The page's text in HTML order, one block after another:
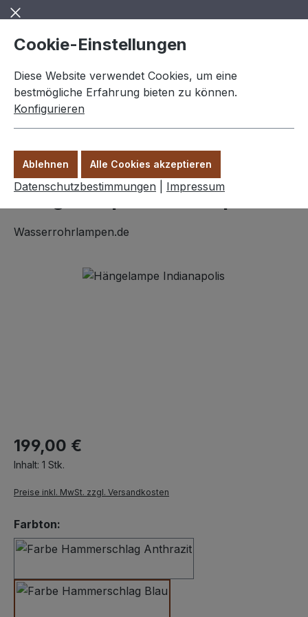
Zum Hauptinhalt springen
Hängelampen
Hängelampe "Indianapolis"
Wasserrohrlampen.de
Bildergalerie überspringen
199,00 €
Inhalt: 1 Stk.
Preise inkl. MwSt. zzgl. Versandkosten
Farbton:
Cookie-Einstellungen
Diese Website verwendet Cookies, um eine
bestmögliche Erfahrung bieten zu können.
Konfigurieren
Ablehnen Alle Cookies akzeptieren
Datenschutzbestimmungen Impressum